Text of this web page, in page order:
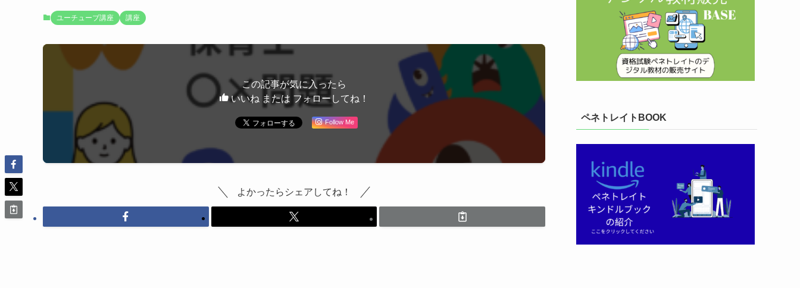
ユーチューブ講座 講座
この記事が気に入ったら
いいね または フォローしてね！
Follow Me
よかったらシェアしてね！
ペネトレイトBOOK